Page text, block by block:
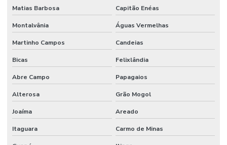
Revestimento Para Indústria Alimentícia Sp
Revestimento Para Piso Industrial
Revestimento Para Pisos De Concreto
Revestimento Para Pisos Impermeáveis Sp
Revestimento Piso Industrial
Revestimento Químico Para Indústria De Bebidas
Revestimento Uretano Alta Resistência São Paulo
Revestimento Uretano Industrial
Matias Barbosa Capitão Enéas
Montalvânia Águas Vermelhas
Martinho Campos Candeias
Bicas Felixlândia
Abre Campo Papagaios
Alterosa Grão Mogol
Joaíma Areado
Itaguara Carmo de Minas